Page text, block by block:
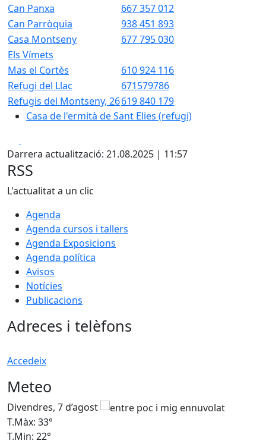
Can Panxa
667 357 012
Can Parròquia
938 451 893
Casa Montseny
677 795 030
Els Vímets
Mas el Cortès
610 924 116
Refugi del Llac
671579786
Refugis del Montseny, 26619 840 179
Casa de l'ermità de Sant Elies (refugi)
Darrera actualització: 21.08.2025 | 11:57
RSS
L'actualitat a un clic
Agenda
Agenda cursos i tallers
Agenda Exposicions
Agenda política
Avisos
Notícies
Publicacions
Adreces i telèfons
Accedeix
Meteo
Divendres, 7 d’agost
T.Màx: 33°
T.Min: 22°